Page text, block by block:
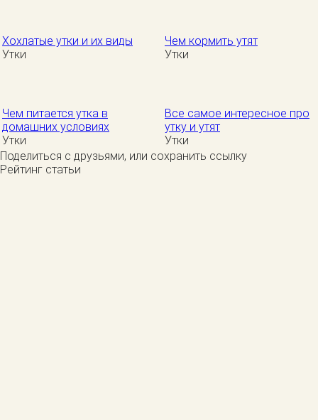
Хохлатые утки и их виды
Утки
Чем кормить утят
Утки
Чем питается утка в
домашних условиях
Утки
Все самое интересное про
утку и утят
Утки
Поделиться с друзьями, или сохранить ссылку
Рейтинг статьи